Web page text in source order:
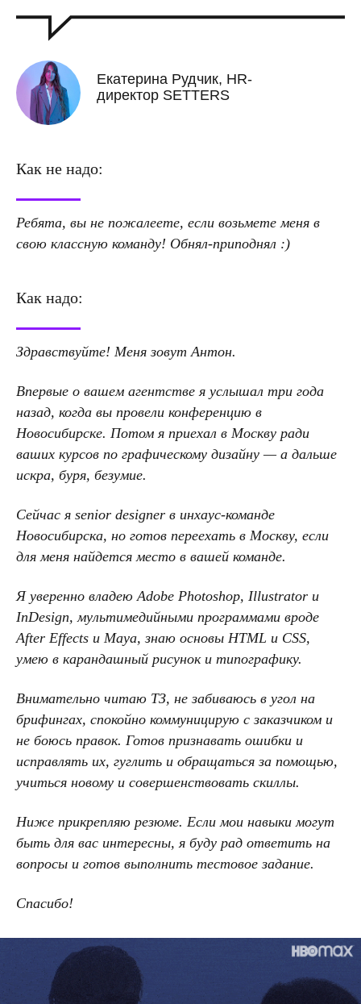
Екатерина Рудчик, HR-
директор SETTERS
Как не надо:
Ребята, вы не пожалеете, если возьмете меня в
свою классную команду! Обнял-приподнял :)
Как надо:
Здравствуйте! Меня зовут Антон.
Впервые о вашем агентстве я услышал три года
назад, когда вы провели конференцию в
Новосибирске. Потом я приехал в Москву ради
ваших курсов по графическому дизайну — а дальше
искра, буря, безумие.
Сейчас я senior designer в инхаус-команде
Новосибирска, но готов переехать в Москву, если
для меня найдется место в вашей команде.
Я уверенно владею Adobe Photoshop, Illustrator и
InDesign, мультимедийными программами вроде
After Effects и Maya, знаю основы HTML и CSS,
умею в карандашный рисунок и типографику.
Внимательно читаю ТЗ, не забиваюсь в угол на
брифингах, спокойно коммуницирую с заказчиком и
не боюсь правок. Готов признавать ошибки и
исправлять их, гуглить и обращаться за помощью,
учиться новому и совершенствовать скиллы.
Ниже прикрепляю резюме. Если мои навыки могут
быть для вас интересны, я буду рад ответить на
вопросы и готов выполнить тестовое задание.
Спасибо!